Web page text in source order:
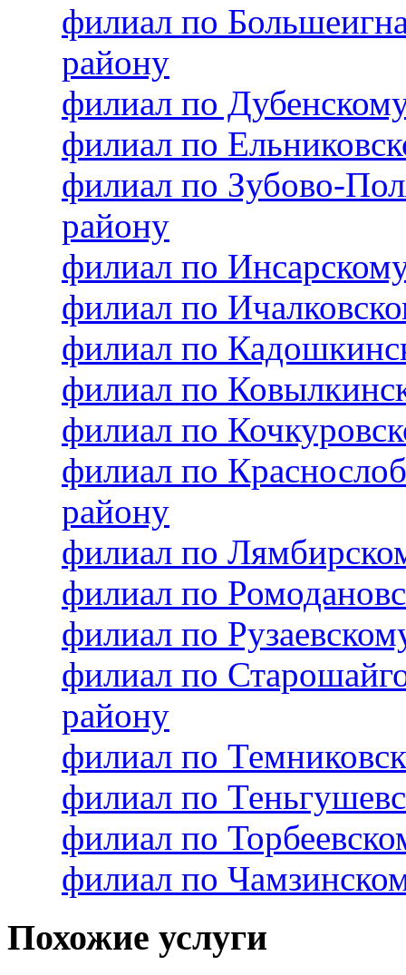
филиал по
району
филиал по
филиал по
филиал по Зубово-
району
филиал по
филиал по
филиал по
филиал по
филиал по
филиал по
району
филиал по
филиал по
филиал по
филиал по
району
филиал по
филиал по
филиал по
филиал по
Похожие услуги